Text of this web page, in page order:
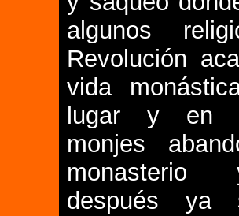
algunos
Revolución
vida
lugar y en
monjes
después ya